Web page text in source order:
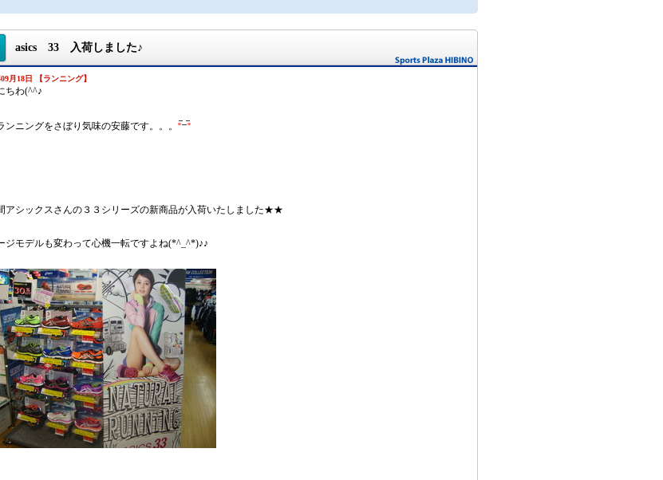
asics 33 入荷しました♪
月18日 【ランニング】
ちわ(^^♪
ンニングをさぼり気味の安藤です。。。
アシックスさんの３３シリーズの新商品が入荷いたしました★★
ジモデルも変わって心機一転ですよね(*^_^*)♪♪